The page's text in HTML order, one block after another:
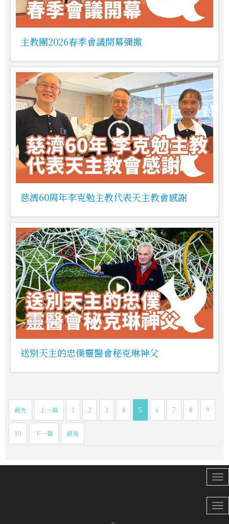
主教團2026春季會議開幕彌撒
慈濟60周年李克勉主教代表天主教會感謝
送別天主的忠僕靈醫會秘克琳神父
最先 上一篇 1 2 3 4 5 6 7 8 9
10 下一篇 最後